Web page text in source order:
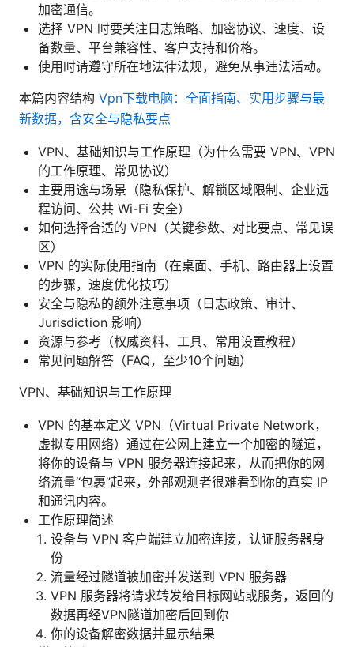
加密通信。
选择 VPN 时要关注日志策略、加密协议、速度、设
备数量、平台兼容性、客户支持和价格。
使用时请遵守所在地法律法规，避免从事违法活动。
本篇内容结构 Vpn下载电脑：全面指南、实用步骤与最
新数据，含安全与隐私要点
VPN、基础知识与工作原理（为什么需要 VPN、VPN
的工作原理、常见协议）
主要用途与场景（隐私保护、解锁区域限制、企业远
程访问、公共 Wi-Fi 安全）
如何选择合适的 VPN（关键参数、对比要点、常见误
区）
VPN 的实际使用指南（在桌面、手机、路由器上设置
的步骤，速度优化技巧）
安全与隐私的额外注意事项（日志政策、审计、
Jurisdiction 影响）
资源与参考（权威资料、工具、常用设置教程）
常见问题解答（FAQ，至少10个问题）
VPN、基础知识与工作原理
VPN 的基本定义 VPN（Virtual Private Network，
虚拟专用网络）通过在公网上建立一个加密的隧道，
将你的设备与 VPN 服务器连接起来，从而把你的网
络流量“包裹”起来，外部观测者很难看到你的真实 IP
和通讯内容。
工作原理简述
设备与 VPN 客户端建立加密连接，认证服务器身
份
流量经过隧道被加密并发送到 VPN 服务器
VPN 服务器将请求转发给目标网站或服务，返回的
数据再经VPN隧道加密后回到你
你的设备解密数据并显示结果